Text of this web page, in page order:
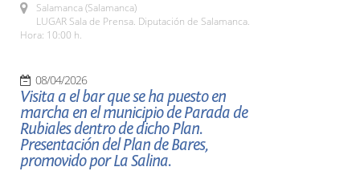
Salamanca (Salamanca)
LUGAR Sala de Prensa. Diputación de Salamanca.
Hora: 10:00 h.
08/04/2026
Visita a el bar que se ha puesto en
marcha en el municipio de Parada de
Rubiales dentro de dicho Plan.
Presentación del Plan de Bares,
promovido por La Salina.